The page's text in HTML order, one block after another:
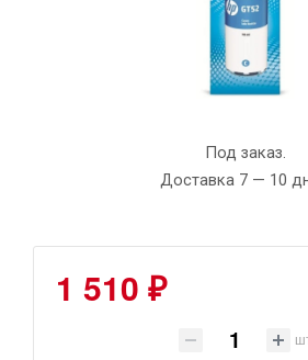
Под заказ.
Доставка 7 — 10
1 510 ₽